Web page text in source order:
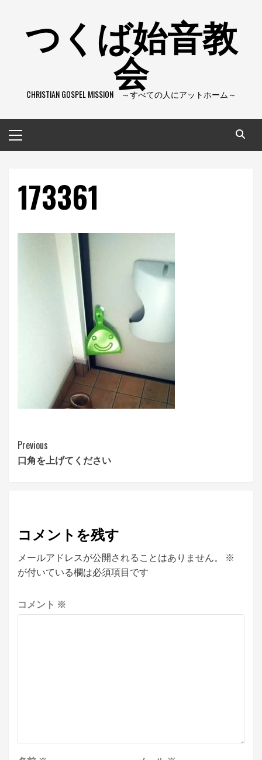
つくば始音教
会
CHRISTIAN GOSPEL MISSION ～すべての人にアットホーム～
イ
ン
173361
Continue
Reading
Previous
口角を上げてください
コメントを残す
メールアドレスが公開されることはありません。
※
が付いている欄は必須項目です
コメント ※